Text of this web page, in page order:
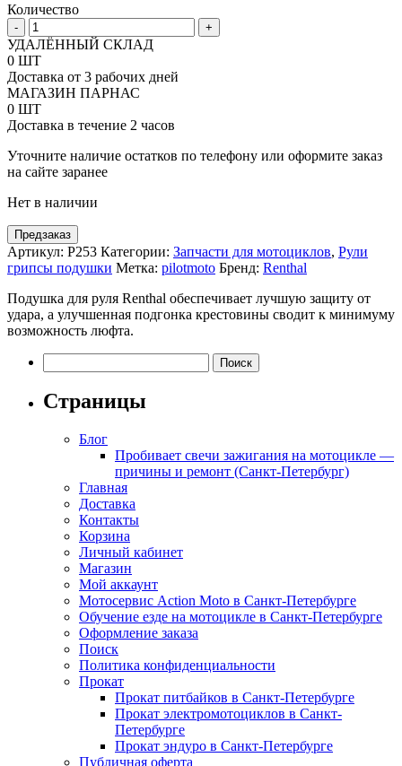
Количество
-
Количество
товара
Подушка
руля
Renthal
Trials
Fatbar
(150
x
x
черная
+
УДАЛЁННЫЙ СКЛАД
0 ШТ
Доставка от 3 рабочих дней
МАГАЗИН ПАРНАС
0 ШТ
Доставка в течение 2 часов
Уточните наличие остатков по телефону или оформите заказ
на сайте заранее
Нет в наличии
Предзаказ
Артикул: P253 Категории: Запчасти для мотоциклов, Рули
грипсы подушки Метка: pilotmoto Бренд: Renthal
Подушка для руля Renthal обеспечивает лучшую защиту от
удара, а улучшенная подгонка крестовины сводит к минимуму
возможность люфта.
Страницы
Блог
Пробивает свечи зажигания на мотоцикле —
причины и ремонт (Санкт-Петербург)
Главная
Доставка
Контакты
Корзина
Личный кабинет
Магазин
Мой аккаунт
Мотосервис Action Moto в Санкт-Петербурге
Обучение езде на мотоцикле в Санкт-Петербурге
Оформление заказа
Поиск
Политика конфиденциальности
Прокат
Прокат питбайков в Санкт-Петербурге
Прокат электромотоциклов в Санкт-
Петербурге
Прокат эндуро в Санкт-Петербурге
Публичная оферта